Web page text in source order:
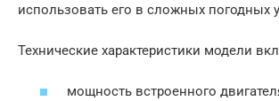
использовать его в сложных погодных
Технические характеристики модели
мощность встроенного